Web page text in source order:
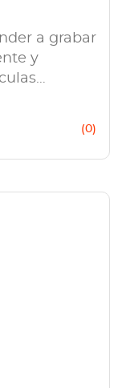
a grabar
y
(0)